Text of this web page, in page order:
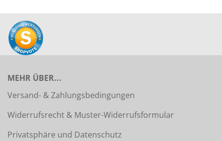
MEHR ÜBER...
Versand- & Zahlungsbedingungen
Widerrufsrecht & Muster-Widerrufsformular
Privatsphäre und Datenschutz